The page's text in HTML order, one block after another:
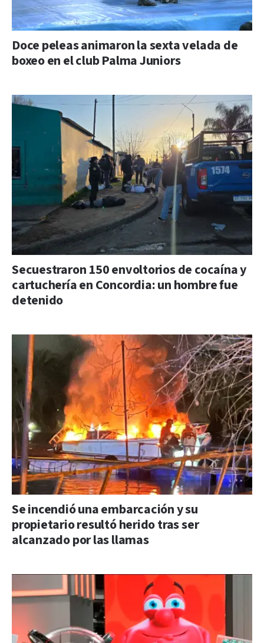
Doce peleas animaron la sexta velada de
boxeo en el club Palma Juniors
Secuestraron 150 envoltorios de cocaína y
cartuchería en Concordia: un hombre fue
detenido
Se incendió una embarcación y su
propietario resultó herido tras ser
alcanzado por las llamas